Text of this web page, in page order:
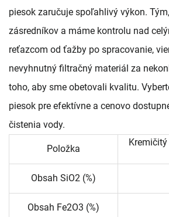
piesok zaručuje spoľahlivý výkon.
zásredníkov a máme kontrolu nad
reťazcom od ťažby po spracovanie,
nevyhnutný filtračný materiál za
toho, aby sme obetovali kvalitu.
piesok pre efektívne a cenovo
čistenia vody.
Položka
Obsah SiO2 (%)
Obsah Fe2O3 (%)